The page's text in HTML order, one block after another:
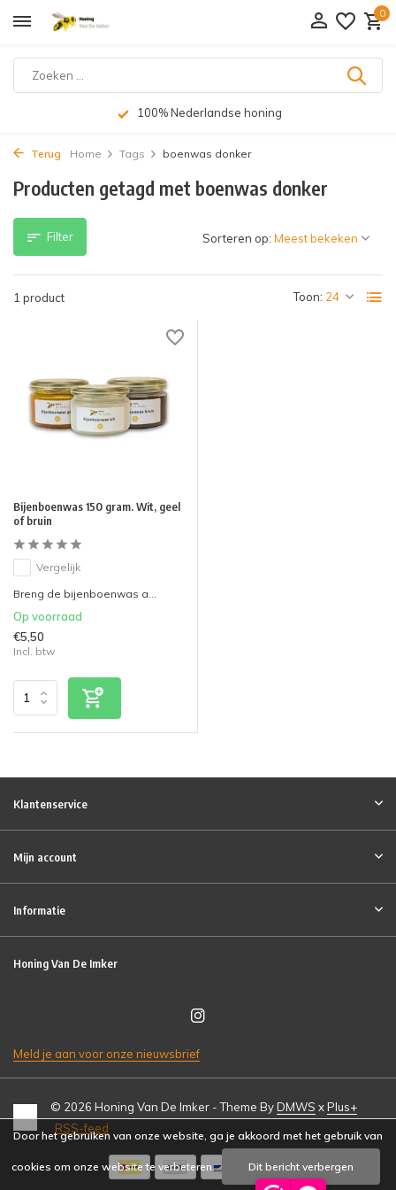
0
100% Nederlandse honing
Terug Home Tags boenwas donker
Producten getagd met boenwas donker
Filter
1 product Toon:
Sorteren op:
Bijenboenwas 150 gram. Wit, geel
of bruin
Vergelijk
Breng de bijenboenwas a...
Op voorraad
€5,50
Incl. btw
Klantenservice
Mijn account
Informatie
Honing Van De Imker
Meld je aan voor onze nieuwsbrief
© 2026 Honing Van De Imker - Theme ByDMWS xPlus+
RSS-feed
Door het gebruiken van onze website, ga je akkoord met het gebruik van
cookies om onze website te verbeteren. Dit bericht verbergen